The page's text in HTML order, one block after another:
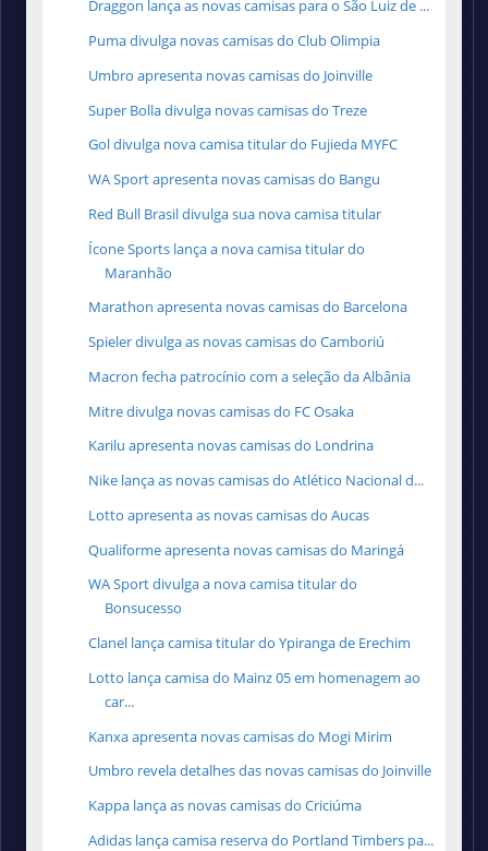
Draggon lança as novas camisas para o São Luiz de ...
Puma divulga novas camisas do Club Olimpia
Umbro apresenta novas camisas do Joinville
Super Bolla divulga novas camisas do Treze
Gol divulga nova camisa titular do Fujieda MYFC
WA Sport apresenta novas camisas do Bangu
Red Bull Brasil divulga sua nova camisa titular
Ícone Sports lança a nova camisa titular do
Maranhão
Marathon apresenta novas camisas do Barcelona
Spieler divulga as novas camisas do Camboriú
Macron fecha patrocínio com a seleção da Albânia
Mitre divulga novas camisas do FC Osaka
Karilu apresenta novas camisas do Londrina
Nike lança as novas camisas do Atlético Nacional d...
Lotto apresenta as novas camisas do Aucas
Qualiforme apresenta novas camisas do Maringá
WA Sport divulga a nova camisa titular do
Bonsucesso
Clanel lança camisa titular do Ypiranga de Erechim
Lotto lança camisa do Mainz 05 em homenagem ao
car...
Kanxa apresenta novas camisas do Mogi Mirim
Umbro revela detalhes das novas camisas do Joinville
Kappa lança as novas camisas do Criciúma
Adidas lança camisa reserva do Portland Timbers pa...